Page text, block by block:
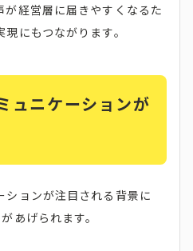
が経営層に届きやすくなるた
にもつながります。
ュニケーションが
ションが注目される背景に
あげられます。